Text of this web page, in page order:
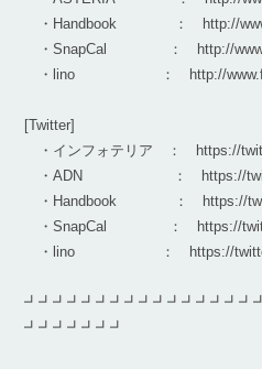
・Handbook ： http://
・SnapCal ： http://
・lino ： http://
[Twitter]
・インフォテリア ： https://
・ADN ： https://
・Handbook ： https://
・SnapCal ： https://
・lino ： https://
┛┛┛┛┛┛┛